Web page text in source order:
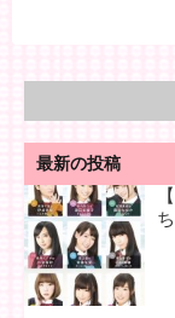
最新の投稿